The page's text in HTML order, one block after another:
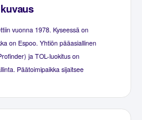
vuonna 1978. Kyseessä on
on Espoo. Yhtiön pääasiallinen
ja TOL-luokitus on
Päätoimipaikka sijaitsee